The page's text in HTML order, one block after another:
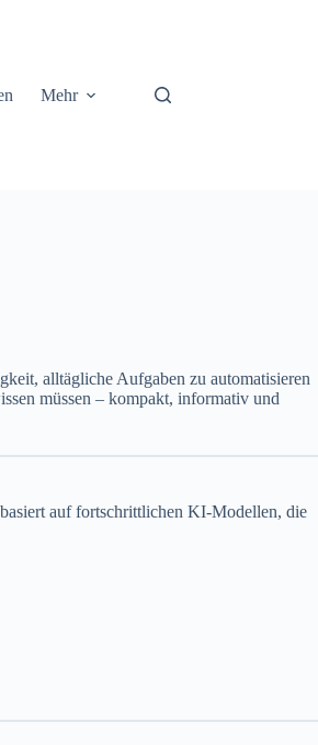
Mehr
alltägliche Aufgaben zu automatisieren
müssen – kompakt, informativ und
auf fortschrittlichen KI-Modellen, die